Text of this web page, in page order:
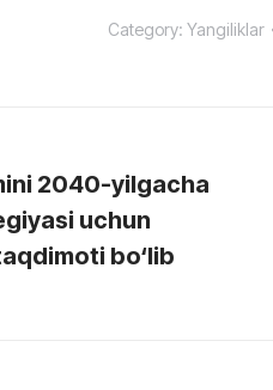
Category: Yangiliklar
2040-yilgacha
uchun
bo‘lib